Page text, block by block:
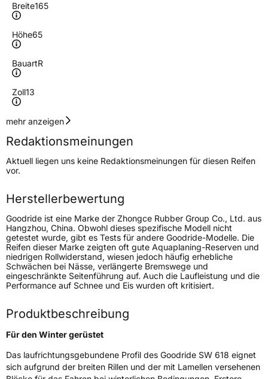
Breite165
Höhe65
BauartR
Zoll13
Geschwindigkeitsindex
Höchstgeschwindigkeit
190 km/h
Lastindex77
Höchstlast412 kg
Generelle Merkmale
FahrzeugtypPKW
VerwendungWinterreifen
ModellnameSW 618
Weitere Eigenschaften
SchlauchtypTL
mehr anzeigen
Redaktionsmeinungen
Aktuell liegen uns keine Redaktionsmeinungen für diesen Reifen
vor.
Herstellerbewertung
Goodride ist eine Marke der Zhongce Rubber Group Co., Ltd. aus
Hangzhou, China. Obwohl dieses spezifische Modell nicht
getestet wurde, gibt es Tests für andere Goodride-Modelle. Die
Reifen dieser Marke zeigten oft gute Aquaplaning-Reserven und
niedrigen Rollwiderstand, wiesen jedoch häufig erhebliche
Schwächen bei Nässe, verlängerte Bremswege und
eingeschränkte Seitenführung auf. Auch die Laufleistung und die
Performance auf Schnee und Eis wurden oft kritisiert.
Produktbeschreibung
Für den Winter gerüstet
Das laufrichtungsgebundene Profil des Goodride SW 618 eignet
sich aufgrund der breiten Rillen und der mit Lamellen versehenen